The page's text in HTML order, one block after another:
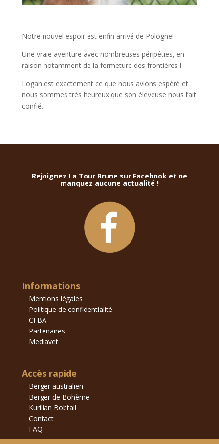
Notre nouvel espoir est enfin arrivé de Pologne!
Une vraie aventure avec nombreuses péripéties, en
raison notamment de la fermeture des frontières !
Logan est exactement ce que nous avions espéré et
nous sommes très heureux que son éleveuse nous l’ait
confié.
Rejoignez La Tour Brune sur Facebook et ne
manquez aucune actualité !
Informations
Mentions légales
Politique de confidentialité
CFBA
Partenaires
Mediavet
Accès rapide
Berger australien
Berger de Bohème
Kurilian Bobtail
Contact
FAQ